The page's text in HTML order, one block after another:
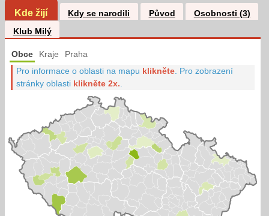
Kde žijí Kdy se narodili Původ
Osobnosti (3)
Klub Milý
Obce Kraje Praha
Pro informace o oblasti na mapu klikněte Pro zobrazení
stránky oblasti klikněte 2x.